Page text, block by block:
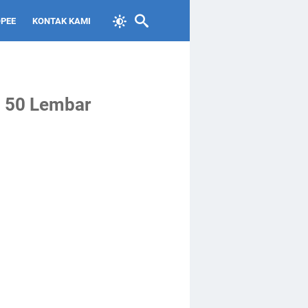
KONTAK KAMI
Lembar